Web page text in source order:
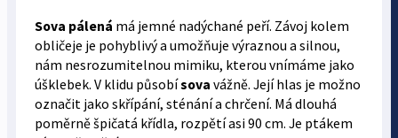
Sova pálená má jemné nadýchané peří. Závoj kolem
obličeje je pohyblivý a umožňuje výraznou a silnou,
nám nesrozumitelnou mimiku, kterou vnímáme jako
úšklebek. V klidu působísova vážně. Její hlas je možno
označit jako skřípání, sténání a chrčení. Má dlouhá
poměrně špičatá křídla, rozpětí asi 90 cm. Je ptákem